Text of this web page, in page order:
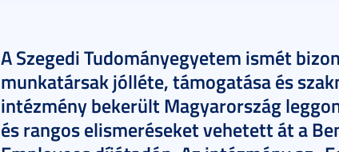
A Szegedi Tudományegyetem ismét
munkatársak jólléte, támogatása és
intézmény bekerült Magyarország
és rangos elismeréseket vehetett át a